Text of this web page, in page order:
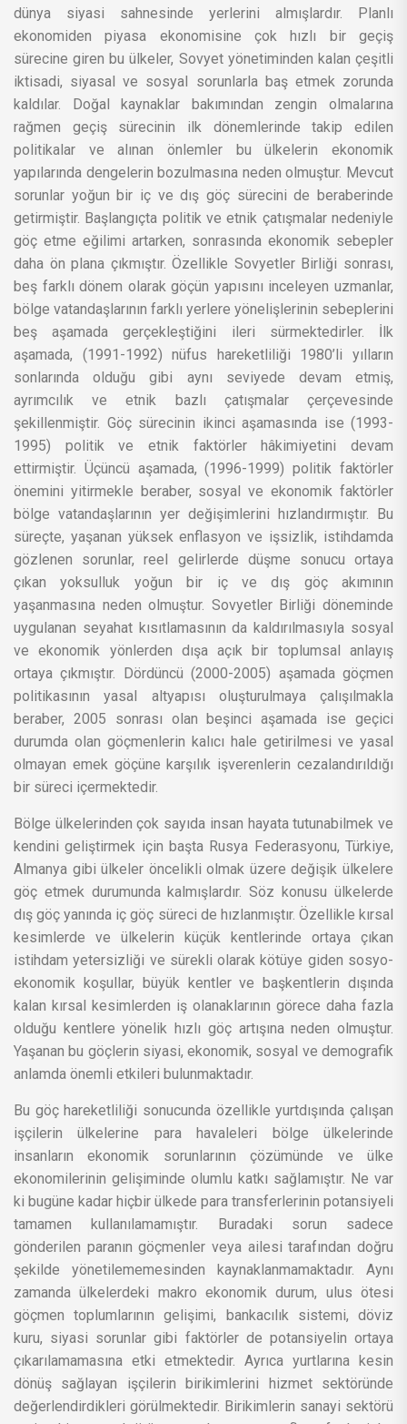
dünya siyasi sahnesinde yerlerini almışlardır. Planlı
ekonomiden piyasa ekonomisine çok hızlı bir geçiş
sürecine giren bu ülkeler, Sovyet yönetiminden kalan çeşitli
iktisadi, siyasal ve sosyal sorunlarla baş etmek zorunda
kaldılar. Doğal kaynaklar bakımından zengin olmalarına
rağmen geçiş sürecinin ilk dönemlerinde takip edilen
politikalar ve alınan önlemler bu ülkelerin ekonomik
yapılarında dengelerin bozulmasına neden olmuştur. Mevcut
sorunlar yoğun bir iç ve dış göç sürecini de beraberinde
getirmiştir. Başlangıçta politik ve etnik çatışmalar nedeniyle
göç etme eğilimi artarken, sonrasında ekonomik sebepler
daha ön plana çıkmıştır. Özellikle Sovyetler Birliği sonrası,
beş farklı dönem olarak göçün yapısını inceleyen uzmanlar,
bölge vatandaşlarının farklı yerlere yönelişlerinin sebeplerini
beş aşamada gerçekleştiğini ileri sürmektedirler. İlk
aşamada, (1991-1992) nüfus hareketliliği 1980’li yılların
sonlarında olduğu gibi aynı seviyede devam etmiş,
ayrımcılık ve etnik bazlı çatışmalar çerçevesinde
şekillenmiştir. Göç sürecinin ikinci aşamasında ise (1993-
1995) politik ve etnik faktörler hâkimiyetini devam
ettirmiştir. Üçüncü aşamada, (1996-1999) politik faktörler
önemini yitirmekle beraber, sosyal ve ekonomik faktörler
bölge vatandaşlarının yer değişimlerini hızlandırmıştır. Bu
süreçte, yaşanan yüksek enflasyon ve işsizlik, istihdamda
gözlenen sorunlar, reel gelirlerde düşme sonucu ortaya
çıkan yoksulluk yoğun bir iç ve dış göç akımının
yaşanmasına neden olmuştur. Sovyetler Birliği döneminde
uygulanan seyahat kısıtlamasının da kaldırılmasıyla sosyal
ve ekonomik yönlerden dışa açık bir toplumsal anlayış
ortaya çıkmıştır. Dördüncü (2000-2005) aşamada göçmen
politikasının yasal altyapısı oluşturulmaya çalışılmakla
beraber, 2005 sonrası olan beşinci aşamada ise geçici
durumda olan göçmenlerin kalıcı hale getirilmesi ve yasal
olmayan emek göçüne karşılık işverenlerin cezalandırıldığı
bir süreci içermektedir.
Bölge ülkelerinden çok sayıda insan hayata tutunabilmek ve
kendini geliştirmek için başta Rusya Federasyonu, Türkiye,
Almanya gibi ülkeler öncelikli olmak üzere değişik ülkelere
göç etmek durumunda kalmışlardır. Söz konusu ülkelerde
dış göç yanında iç göç süreci de hızlanmıştır. Özellikle kırsal
kesimlerde ve ülkelerin küçük kentlerinde ortaya çıkan
istihdam yetersizliği ve sürekli olarak kötüye giden sosyo-
ekonomik koşullar, büyük kentler ve başkentlerin dışında
kalan kırsal kesimlerden iş olanaklarının görece daha fazla
olduğu kentlere yönelik hızlı göç artışına neden olmuştur.
Yaşanan bu göçlerin siyasi, ekonomik, sosyal ve demografik
anlamda önemli etkileri bulunmaktadır.
Bu göç hareketliliği sonucunda özellikle yurtdışında çalışan
işçilerin ülkelerine para havaleleri bölge ülkelerinde
insanların ekonomik sorunlarının çözümünde ve ülke
ekonomilerinin gelişiminde olumlu katkı sağlamıştır. Ne var
ki bugüne kadar hiçbir ülkede para transferlerinin potansiyeli
tamamen kullanılamamıştır. Buradaki sorun sadece
gönderilen paranın göçmenler veya ailesi tarafından doğru
şekilde yönetilememesinden kaynaklanmamaktadır. Aynı
zamanda ülkelerdeki makro ekonomik durum, ulus ötesi
göçmen toplumlarının gelişimi, bankacılık sistemi, döviz
kuru, siyasi sorunlar gibi faktörler de potansiyelin ortaya
çıkarılamamasına etki etmektedir. Ayrıca yurtlarına kesin
dönüş sağlayan işçilerin birikimlerini hizmet sektöründe
değerlendirdikleri görülmektedir. Birikimlerin sanayi sektörü